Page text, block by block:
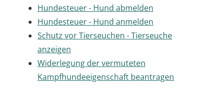
Hundesteuer - Hund abmelden
Hundesteuer - Hund anmelden
Schutz vor Tierseuchen - Tierseuche
anzeigen
Widerlegung der vermuteten
Kampfhundeeigenschaft beantragen